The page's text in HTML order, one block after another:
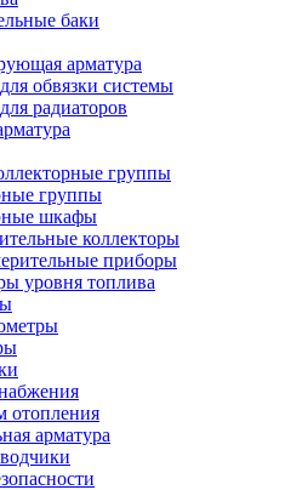
баки
арматура
обвязки системы
радиаторов
группы
группы
шкафы
коллекторы
приборы
уровня топлива
отопления
арматура